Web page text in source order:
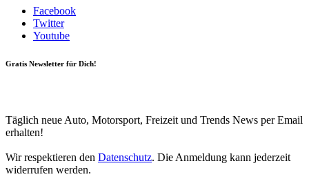
Facebook
Twitter
Youtube
Gratis Newsletter für Dich!
Täglich neue Auto, Motorsport, Freizeit und Trends News per Email
erhalten!
Wir respektieren den Datenschutz. Die Anmeldung kann jederzeit
widerrufen werden.